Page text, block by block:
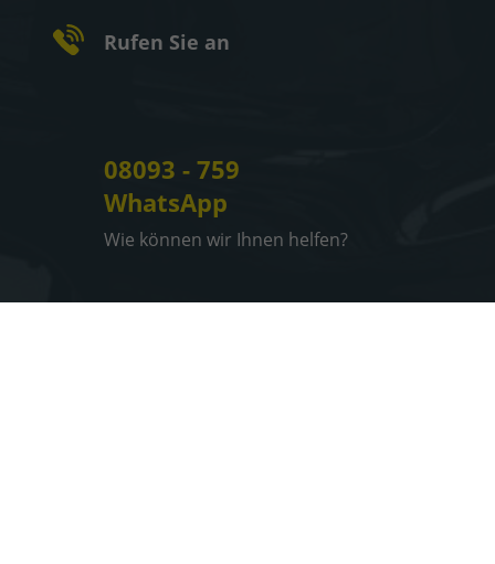
Rufen Sie an
08093 - 759
WhatsApp
Wie können wir Ihnen helfen?